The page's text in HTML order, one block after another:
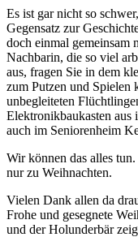
Es ist gar nicht so
Gegensatz zur
doch einmal
Nachbarin, die so viel
aus, fragen Sie in dem
zum Putzen und Spielen
unbegleiteten
Elektronikbaukasten aus
auch im Seniorenheim
Wir können das alles
nur zu Weihnachten.
Vielen Dank allen da
Frohe und gesegnete
und der Holunderbär